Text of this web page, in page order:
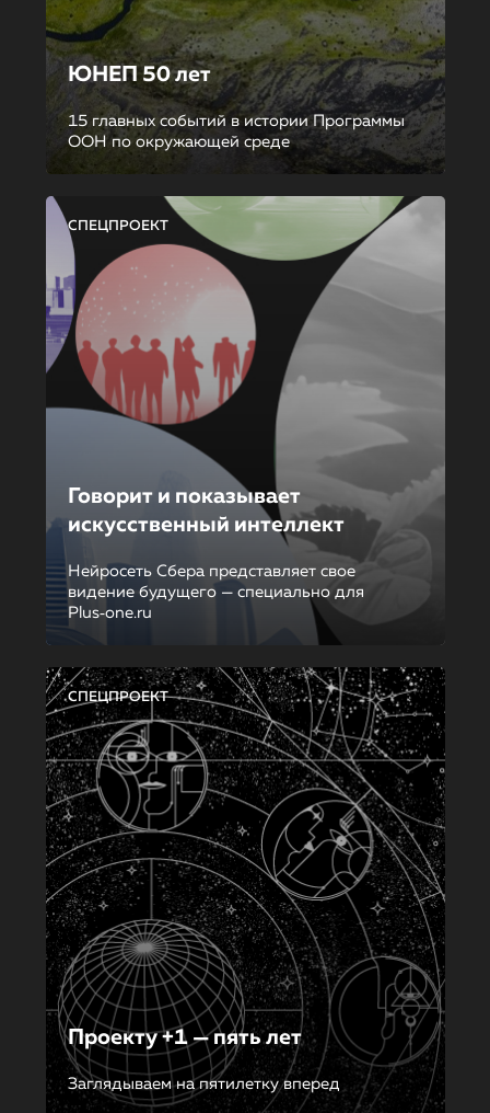
ЮНЕП 50 лет
15 главных событий в истории Программы
ООН по окружающей среде
СПЕЦПРОЕКТ
Говорит и показывает
искусственный интеллект
Нейросеть Сбера представляет свое
видение будущего — специально для
Plus‑one.ru
СПЕЦПРОЕКТ
Проекту +1 — пять лет
Заглядываем на пятилетку вперед